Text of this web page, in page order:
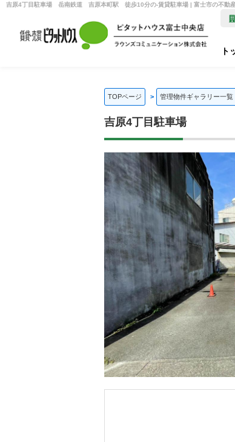
ト
TOPページ 管理物件ギャラリー一覧
吉原4丁目駐車場